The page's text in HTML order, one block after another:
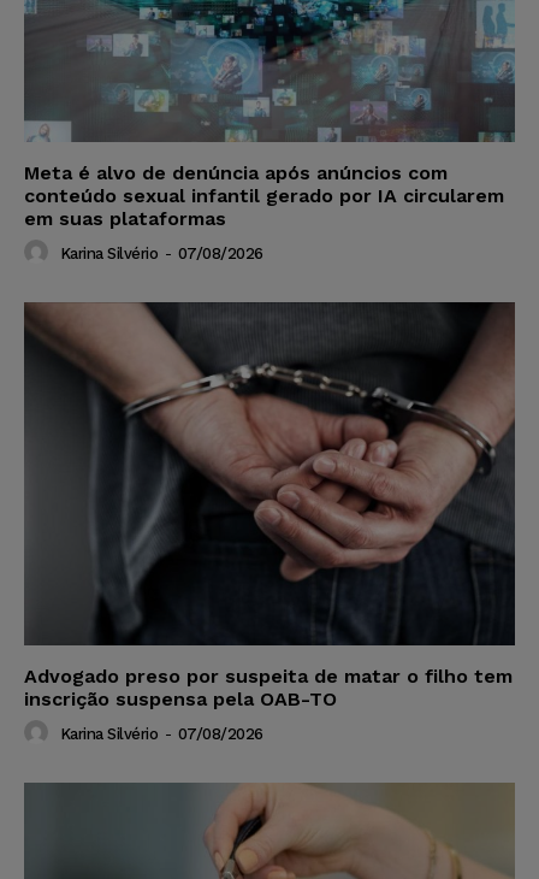
Meta é alvo de denúncia após anúncios com
conteúdo sexual infantil gerado por IA circularem
em suas plataformas
Karina Silvério - 07/08/2026
Advogado preso por suspeita de matar o filho tem
inscrição suspensa pela OAB-TO
Karina Silvério - 07/08/2026